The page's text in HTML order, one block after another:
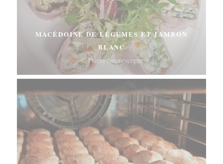
MACÉDOINE DE LÉGUMES ET JAMBON
BLANC
© Pierre Négrevergne